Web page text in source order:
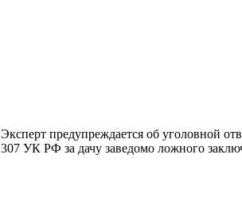
Эксперт предупреждается об уголовной
307 УК РФ за дачу заведомо ложного